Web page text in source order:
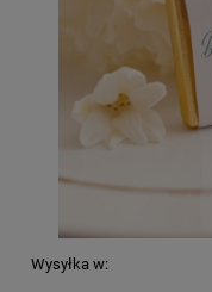
Wysyłka w: